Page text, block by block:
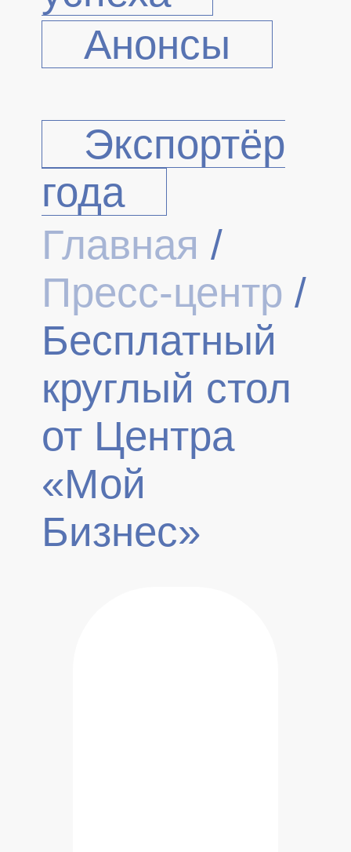
Анонсы
Экспортёр
года
Главная /
Пресс-центр /
Бесплатный
круглый стол
от Центра
«Мой
Бизнес»